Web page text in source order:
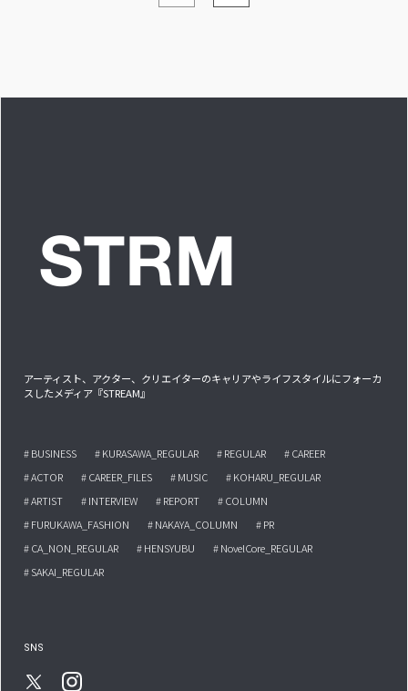
アーティスト、アクター、クリエイターのキャリアやライフスタイルにフォーカ
スしたメディア『STREAM』
# BUSINESS # KURASAWA_REGULAR # REGULAR
# CAREER
# ACTOR
# CAREER_FILES # MUSIC
# KOHARU_REGULAR
# ARTIST
# INTERVIEW # REPORT
# COLUMN
# FURUKAWA_FASHION
# NAKAYA_COLUMN
# PR
# CA_NON_REGULAR
# HENSYUBU
# NovelCore_REGULAR
# SAKAI_REGULAR
SNS